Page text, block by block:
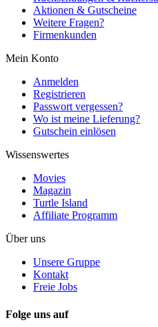
Aktionen & Gutscheine
Weitere Fragen?
Firmenkunden
Mein Konto
Anmelden
Registrieren
Passwort vergessen?
Wo ist meine Lieferung?
Gutschein einlösen
Wissenswertes
Movies
Magazin
Turtle Island
Affiliate Programm
Über uns
Unsere Gruppe
Kontakt
Freie Jobs
Folge uns auf